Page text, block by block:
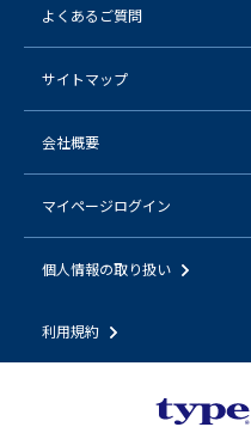
よくあるご質問
サイトマップ
会社概要
マイページログイン
個人情報の取り扱い
利用規約